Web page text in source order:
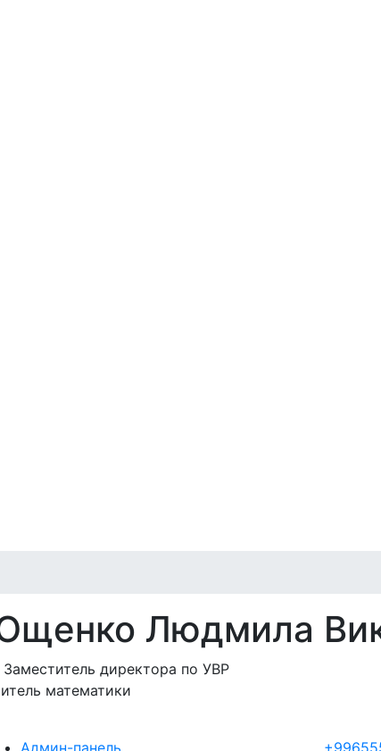
Людмила
Заместитель директора по УВР
математики
Админ-панель